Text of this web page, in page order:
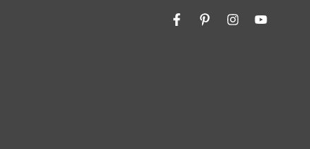
FacebookPinterestInstagramYouTube